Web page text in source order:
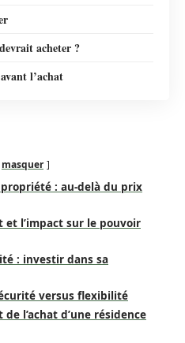
acheter ?
l’achat
masquer
: au-delà du prix
et l’impact sur le pouvoir
: investir dans sa
versus flexibilité
l’achat d’une résidence